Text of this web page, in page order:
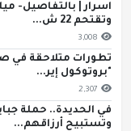
اسرار | بالتفاصيل-
وتقتحم 22 ش...
3,008
تطورات متلاحقة في
"بروتوكول إير...
2,307
في الحديدة.. حملة
وتستبيح أرزاقهم...